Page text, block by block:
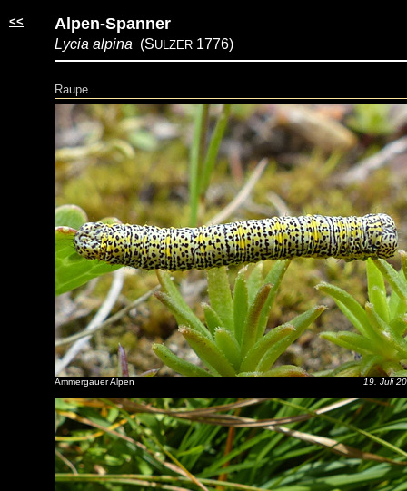
<< Alpen-Spanner
Lycia alpina (SULZER 1776)
Raupe
Ammergauer Alpen 19. Juli